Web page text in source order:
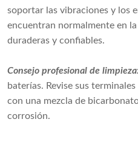
soportar las vibraciones y los
encuentran normalmente en
duraderas y confiables.
Consejo profesional de
baterías. Revise sus
con una mezcla de
corrosión.